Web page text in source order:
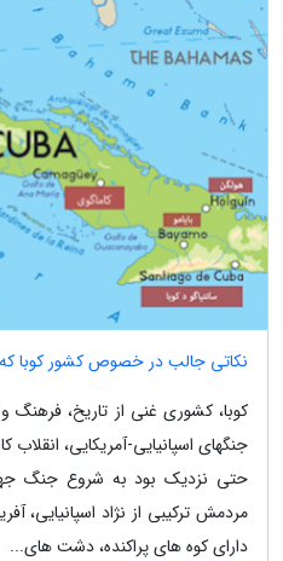
نکاتی جالب در خصوص کشور کوبا که
کوبا، کشوری غنی از تاریخ،
حتی نزدیک بود به شروع جنگ
مردمش ترکیبی از نژاد اسپانیایی،
دارای کوه های پراکنده، دشت های...